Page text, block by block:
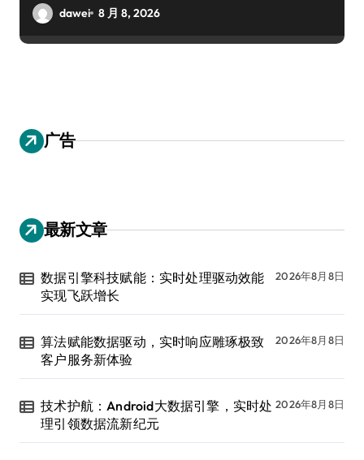
dawei 8 月 8, 2026
广告
最新文章
数据引擎科技赋能：实时处理驱动效能
实现飞跃增长
2026年8月8日
算法赋能数据驱动，实时响应雕琢极致
客户服务新体验
2026年8月8日
技术护航：Android大数据引擎，实时处
理引领数据流新纪元
2026年8月8日